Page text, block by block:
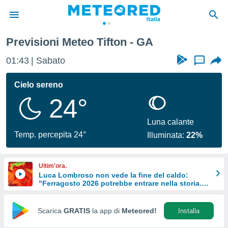
di
per
le
di
Web
Previsioni Meteo Tifton - GA
01:43 Sabato ...
Cielo sereno
24°
Temp. percepita 24°
Luna calante
Illuminata:22%
Ultim'ora.
Luca Lombroso non vede la fine del caldo:
"Ferragosto 2026 potrebbe entrare nella storia.
Scarica GRATIS la app di Meteored! Installa